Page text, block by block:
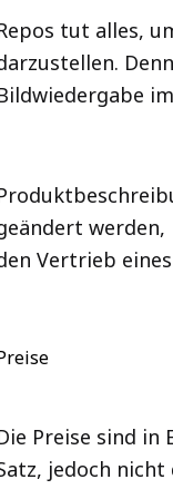
tut alles,
werden,
Vertrieb
Preise sind
jedoch